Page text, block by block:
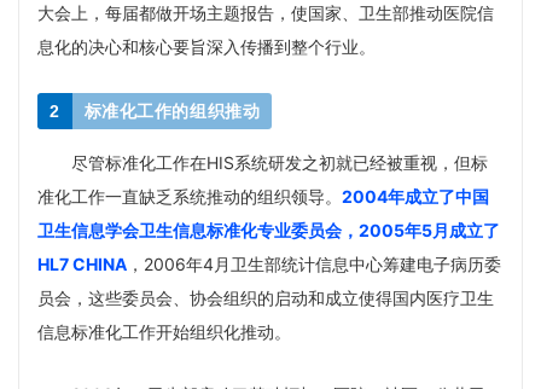
大会上，每届都做开场主题报告，使国家、卫生部推动医院信
息化的决心和核心要旨深入传播到整个行业。
2 标准化工作的组织推动
尽管标准化工作在HIS系统研发之初就已经被重视，但标
准化工作一直缺乏系统推动的组织领导。 2004年成立了中国
卫生信息学会卫生信息标准化专业委员会，2005年5月成立了
HL7 CHINA ，2006年4月卫生部统计信息中心筹建电子病历委
员会，这些委员会、协会组织的启动和成立使得国内医疗卫生
信息标准化工作开始组织化推动。